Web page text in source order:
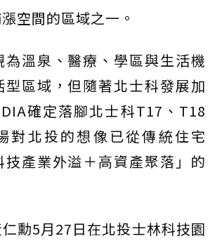
空間的區域之一。
為溫泉、醫療、學區與生活機
型區域，但隨著北士科發展加
確定落腳北士科T17、T18
對北投的想像已從傳統住宅
技產業外溢＋高資產聚落」的
勳5月27日在北投士林科技園